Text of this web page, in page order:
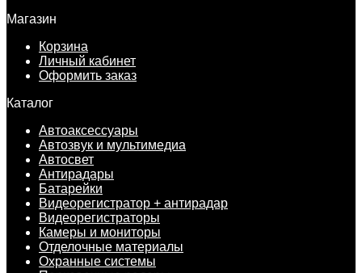
Магазин
Корзина
Личный кабинет
Оформить заказ
Каталог
Автоаксессуары
Автозвук и мультимедиа
Автосвет
Антирадары
Батарейки
Видеорегистратор + антирадар
Видеорегистраторы
Камеры и мониторы
Отделочные материалы
Охранные системы